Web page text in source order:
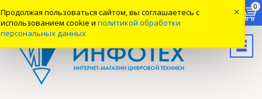
Продолжая пользоваться сайтом, вы соглашаетесь с
использованием cookie и политикой обработки
персональных данных
×
Вход
0